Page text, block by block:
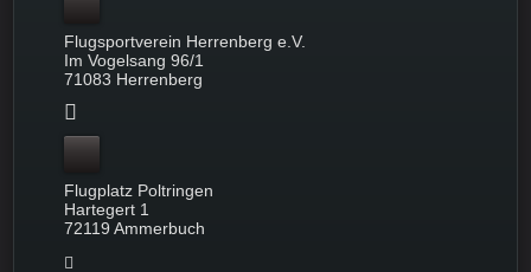
Flugsportverein Herrenberg e.V.
Im Vogelsang 96/1
71083 Herrenberg
Flugplatz Poltringen
Hartegert 1
72119 Ammerbuch